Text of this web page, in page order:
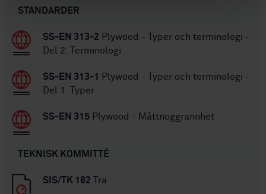
STANDARDER
SS-EN 313-2 Plywood - Typer och terminologi -
Del 2: Terminologi
SS-EN 313-1
Plywood - Typer och terminologi -
Del 1: Typer
SS-EN 315 Plywood - Måttnoggrannhet
TEKNISK KOMMITTÉ
SIS/TK 182 Trä